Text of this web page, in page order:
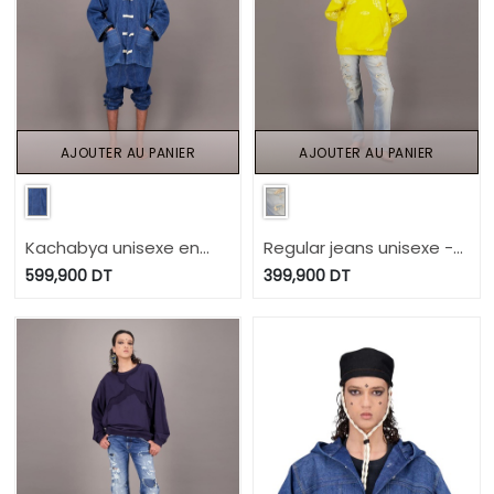
Kachabya unisexe en
jeans UPCYCLING
FASHION WEEK 2024
599,900DT
AJOUTER AU PANIER
Regular jeans unisexe -
TUNIS FASHION WEEK
399,900 DT
AJOUTER AU PANIER